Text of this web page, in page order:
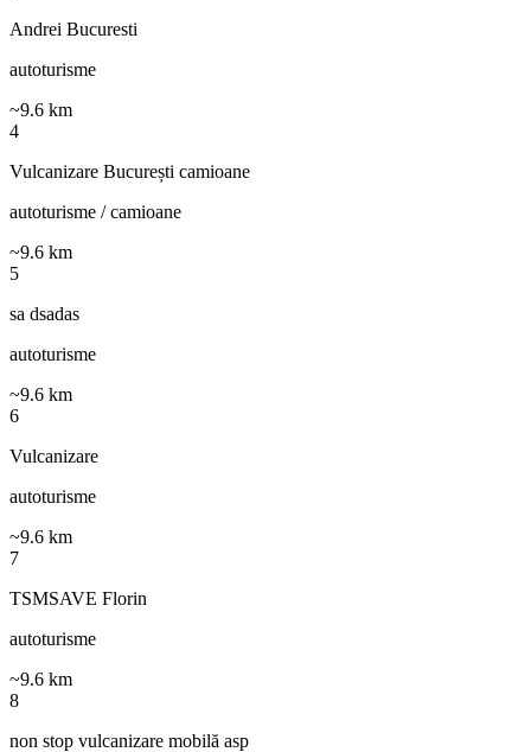
Andrei Bucuresti
autoturisme
~9.6 km
4
Vulcanizare București camioane
autoturisme / camioane
~9.6 km
5
sa dsadas
autoturisme
~9.6 km
6
Vulcanizare
autoturisme
~9.6 km
7
TSMSAVE Florin
autoturisme
~9.6 km
8
non stop vulcanizare mobilă asp